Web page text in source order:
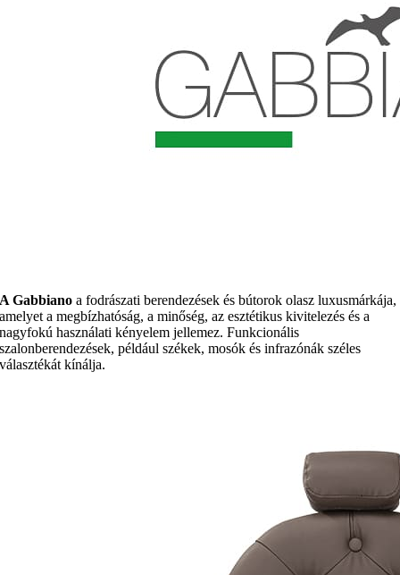
A Gabbiano a fodrászati berendezések és bútorok olasz luxusmárkája,
amelyet a megbízhatóság, a minőség, az esztétikus kivitelezés és a
nagyfokú használati kényelem jellemez. Funkcionális
szalonberendezések, például székek, mosók és infrazónák széles
választékát kínálja.